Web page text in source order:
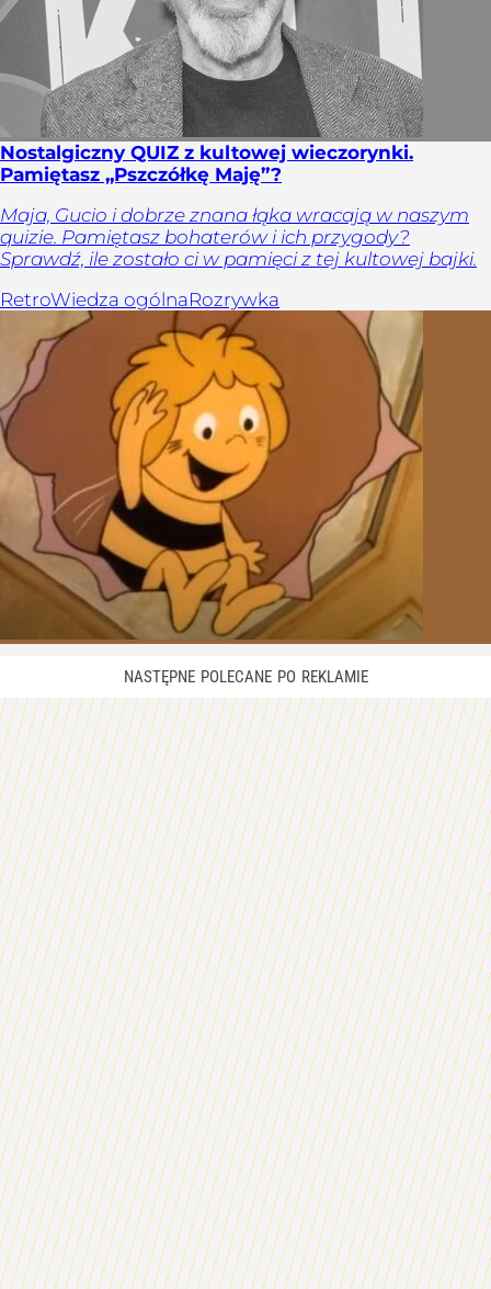
Nostalgiczny QUIZ z kultowej wieczorynki.
Pamiętasz „Pszczółkę Maję”?
Maja, Gucio i dobrze znana łąka wracają w naszym
quizie. Pamiętasz bohaterów i ich przygody?
Sprawdź, ile zostało ci w pamięci z tej kultowej bajki.
RetroWiedza ogólnaRozrywka